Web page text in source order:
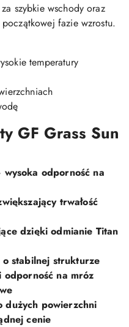
szybkie wschody oraz
fazie wzrostu.
temperatury
GF Grass Sun
odporność na
trwałość
dzięki odmianie Titan
stabilnej strukturze
odporność na mróz
dużych powierzchni
cenie